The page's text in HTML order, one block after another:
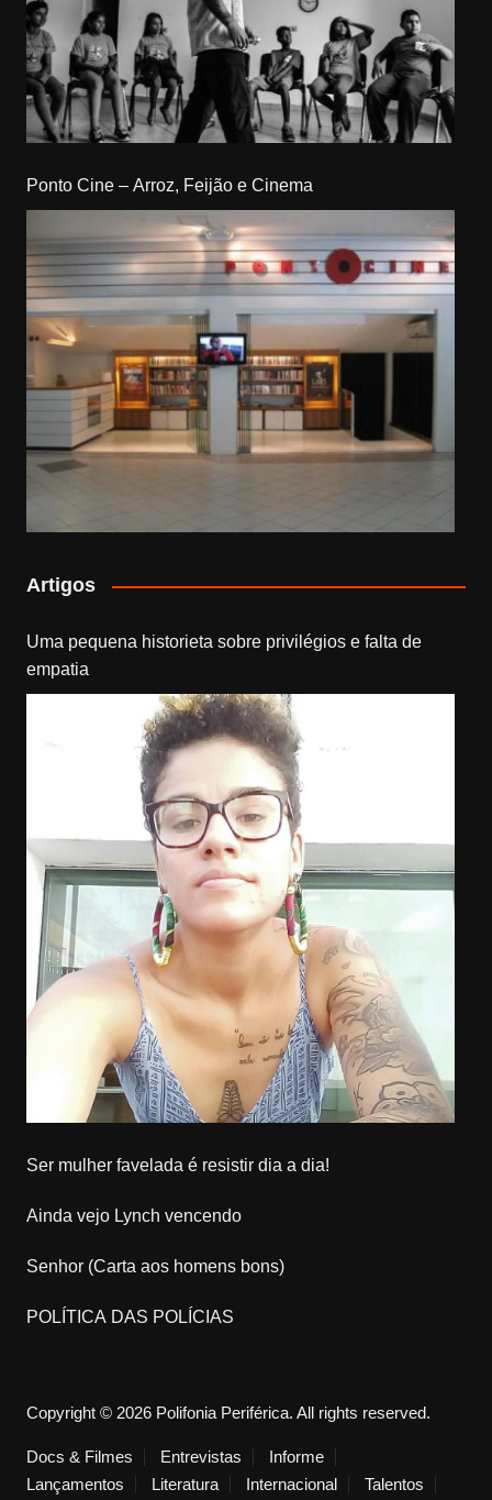
Ponto Cine – Arroz, Feijão e Cinema
Artigos
Uma pequena historieta sobre privilégios e falta de
empatia
Ser mulher favelada é resistir dia a dia!
Ainda vejo Lynch vencendo
Senhor (Carta aos homens bons)
POLÍTICA DAS POLÍCIAS
Copyright © 2026 Polifonia Periférica. All rights reserved.
Docs & Filmes Entrevistas
Informe
Lançamentos
Literatura Internacional Talentos